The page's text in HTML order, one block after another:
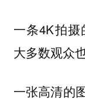
一条4K拍
大多数观众
一张高清的